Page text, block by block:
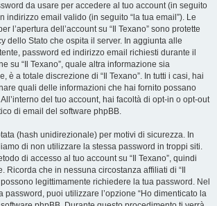
da usare per accedere al tuo account (in seguito
indirizzo email valido (in seguito “la tua email”). Le
l’apertura dell’account su “Il Texano” sono protette
dello Stato che ospita il server. In aggiunta alle
password ed indirizzo email richiesti durante il
su “Il Texano”, quale altra informazione sia
è a totale discrezione di “Il Texano”. In tutti i casi, hai
quali delle informazioni che hai fornito possano
del tuo account, hai facoltà di opt-in o opt-out
di email del software phpBB.
(hash unidirezionale) per motivi di sicurezza. In
di non utilizzare la stessa password in troppi siti.
di accesso al tuo account su “Il Texano”, quindi
Ricorda che in nessuna circostanza affiliati di “Il
legittimamente richiedere la tua password. Nel
password, puoi utilizzare l’opzione “Ho dimenticato la